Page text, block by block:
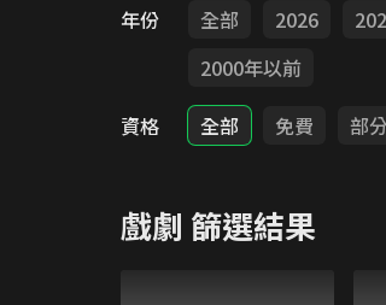
年份
全部 2026
2000年以前
資格
全部 免費 部
戲劇 篩選結果